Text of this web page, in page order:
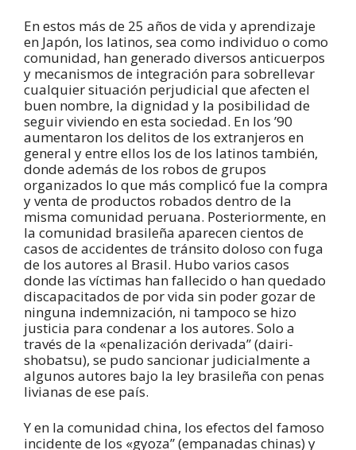
En estos más de 25 años de vida y aprendizaje
en Japón, los latinos, sea como individuo o como
comunidad, han generado diversos anticuerpos
y mecanismos de integración para sobrellevar
cualquier situación perjudicial que afecten el
buen nombre, la dignidad y la posibilidad de
seguir viviendo en esta sociedad. En los ’90
aumentaron los delitos de los extranjeros en
general y entre ellos los de los latinos también,
donde además de los robos de grupos
organizados lo que más complicó fue la compra
y venta de productos robados dentro de la
misma comunidad peruana. Posteriormente, en
la comunidad brasileña aparecen cientos de
casos de accidentes de tránsito doloso con fuga
de los autores al Brasil. Hubo varios casos
donde las víctimas han fallecido o han quedado
discapacitados de por vida sin poder gozar de
ninguna indemnización, ni tampoco se hizo
justicia para condenar a los autores. Solo a
través de la «penalización derivada” (dairi-
shobatsu), se pudo sancionar judicialmente a
algunos autores bajo la ley brasileña con penas
livianas de ese país.
Y en la comunidad china, los efectos del famoso
incidente de los «gyoza” (empanadas chinas) y